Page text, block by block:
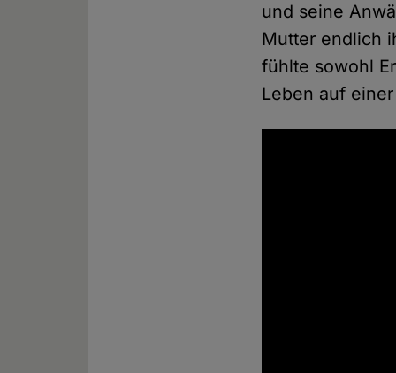
und seine
Mutter endlich
fühlte sowohl
Leben auf